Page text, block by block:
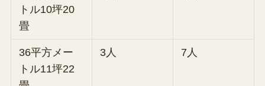
トル10坪20
畳
36平方メー
トル11坪22
3人 7人